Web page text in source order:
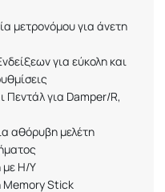
μετρονόμου για άνετη
για εύκολη και
Πεντάλ για Damper/R,
αθόρυβη μελέτη
με Η/Υ
Memory Stick